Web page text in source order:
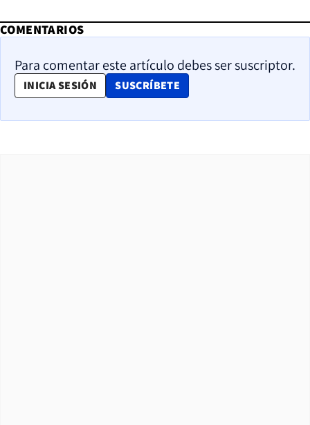
COMENTARIOS
Para comentar este artículo debes ser suscriptor.
INICIA SESIÓN SUSCRÍBETE
OPENS IN NEW WINDOW